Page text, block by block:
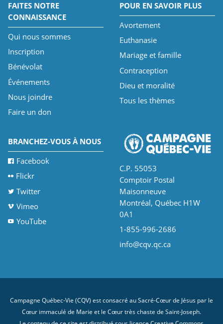
FAITES NOTRE
CONNAISSANCE
Qui nous sommes
Inscription
Bénévolat
Événements
Nous joindre
Faire un don
POUR EN SAVOIR PLUS
Avortement
Euthanasie
Mariage et famille
Contraception
Dieu et moralité
Tous les thèmes
BRANCHEZ-VOUS À NOUS
Facebook
Flickr
Twitter
Vimeo
YouTube
C.P. 55053
Comptoir Postal
Maisonneuve
Montréal, Québec H1W
0A1
1-855-996-2686
info@cqv.qc.ca
Campagne Québec-Vie (CQV) est consacré au Sacré-Cœur de Jésus par le
Cœur immaculé de Marie et le Cœur très chaste de Saint-Joseph.